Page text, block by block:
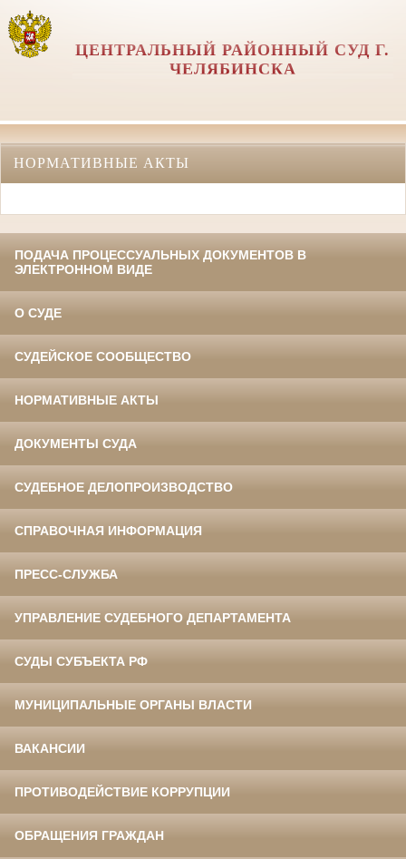
ЦЕНТРАЛЬНЫЙ РАЙОННЫЙ СУД Г.
ЧЕЛЯБИНСКА
НОРМАТИВНЫЕ АКТЫ
ПОДАЧА ПРОЦЕССУАЛЬНЫХ ДОКУМЕНТОВ В
ЭЛЕКТРОННОМ ВИДЕ
О СУДЕ
СУДЕЙСКОЕ СООБЩЕСТВО
НОРМАТИВНЫЕ АКТЫ
ДОКУМЕНТЫ СУДА
СУДЕБНОЕ ДЕЛОПРОИЗВОДСТВО
СПРАВОЧНАЯ ИНФОРМАЦИЯ
ПРЕСС-СЛУЖБА
УПРАВЛЕНИЕ СУДЕБНОГО ДЕПАРТАМЕНТА
СУДЫ СУБЪЕКТА РФ
МУНИЦИПАЛЬНЫЕ ОРГАНЫ ВЛАСТИ
ВАКАНСИИ
ПРОТИВОДЕЙСТВИЕ КОРРУПЦИИ
ОБРАЩЕНИЯ ГРАЖДАН